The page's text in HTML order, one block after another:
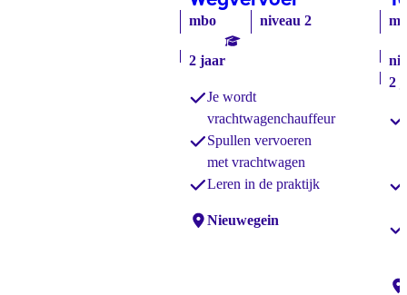
mbo niveau 2
2 jaar
Je wordt
vrachtwagenchauffeur
Spullen vervoeren
met vrachtwagen
Leren in de praktijk
Locaties:
Nieuwegein
2